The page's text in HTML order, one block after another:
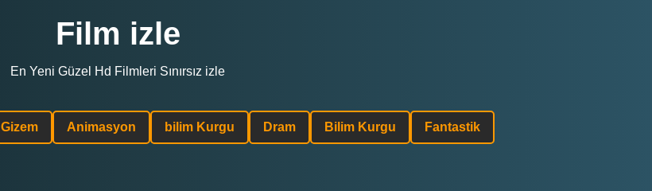
Film izle
En Yeni Güzel Hd Filmleri Sınırsız izle
Gizem Animasyon bilim Kurgu Dram Bilim Kurgu Fantastik